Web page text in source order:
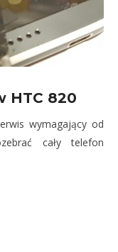
HTC 820
wymagający od
cały telefon